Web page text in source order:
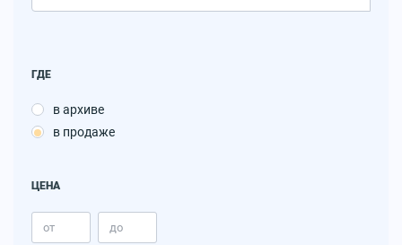
ГДЕ
в архиве
в продаже
ЦЕНА